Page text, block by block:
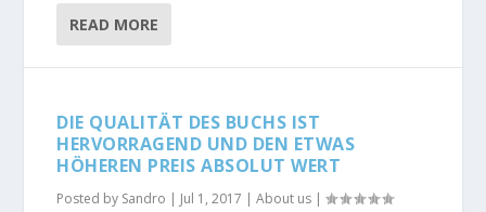
READ MORE
DIE QUALITÄT DES BUCHS IST
HERVORRAGEND UND DEN ETWAS
HÖHEREN PREIS ABSOLUT WERT
Posted by Sandro | Jul 1, 2017 |About us |